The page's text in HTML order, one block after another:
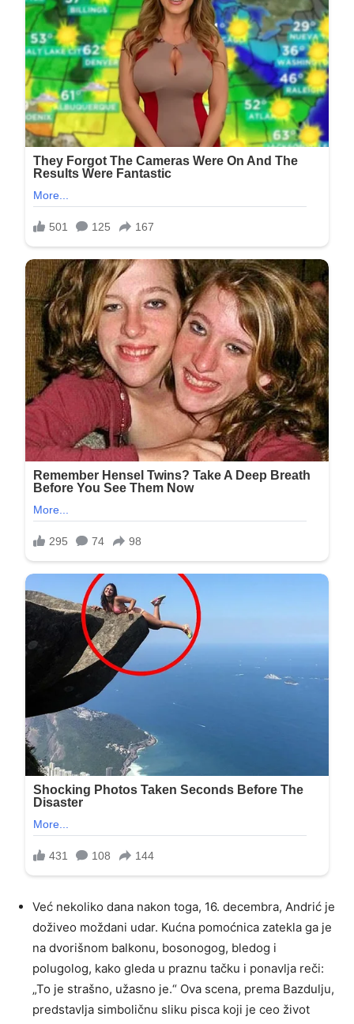
Već nekoliko dana nakon toga, 16. decembra, Andrić je
doživeo moždani udar. Kućna pomoćnica zatekla ga je
na dvorišnom balkonu, bosonogog, bledog i
polugolog, kako gleda u praznu tačku i ponavlja reči:
„To je strašno, užasno je.“ Ova scena, prema Bazdulju,
predstavlja simboličnu sliku pisca koji je ceo život